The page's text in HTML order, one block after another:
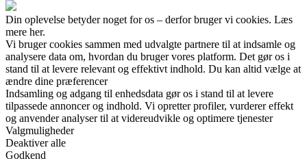
Din oplevelse betyder noget for os – derfor bruger vi cookies. Læs
mere her.
Vi bruger cookies sammen med udvalgte partnere til at indsamle og
analysere data om, hvordan du bruger vores platform. Det gør os i
stand til at levere relevant og effektivt indhold. Du kan altid vælge at
ændre dine præferencer
Indsamling og adgang til enhedsdata gør os i stand til at levere
tilpassede annoncer og indhold. Vi opretter profiler, vurderer effekt
og anvender analyser til at videreudvikle og optimere tjenester
Valgmuligheder
Deaktiver alle
Godkend